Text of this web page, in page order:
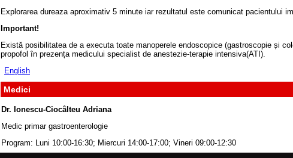
Explorarea dureaza aproximativ 5 minute iar rezultatul este comunicat pacientului
Important!
Există posibilitatea de a executa toate manoperele endoscopice (gastroscopie și
propofol în prezența medicului specialist de anestezie-terapie intensiva(ATI).
English
Medici
Dr. Ionescu-Ciocâlteu Adriana
Medic primar gastroenterologie
Program:
Luni 10:00-16:30; Miercuri 14:00-17:00; Vineri 09:00-12:30